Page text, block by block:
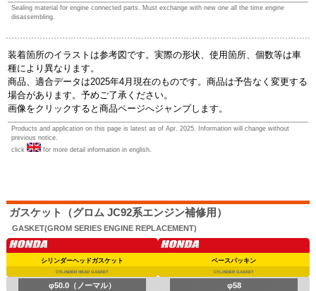
Sealing material for engine connected parts. Must exchange with new one all the time engine
disassembling.
装着箇所のイラストは参考図です。実際の形状、使用箇所、個数等は車
種により異なります。
商品、適合データは2025年4月現在のものです。商品は予告なく変更する
場合があります。予めご了承ください。
画像をクリックすると商品ページへジャンプします。
Products and application on this page is latest as of Apr. 2025. Information will change without
previous notice.
click
for more detail information in english.
ガスケット（グロム JC92系エンジン補修用）
GASKET(GROM SERIES ENGINE REPLACEMENT)
シリンダーヘッドガスケット
CYLINDER HEAD GASKET
φ50.0（ノーマル）
ベースパッキン
CYLINDER GASKET
φ58